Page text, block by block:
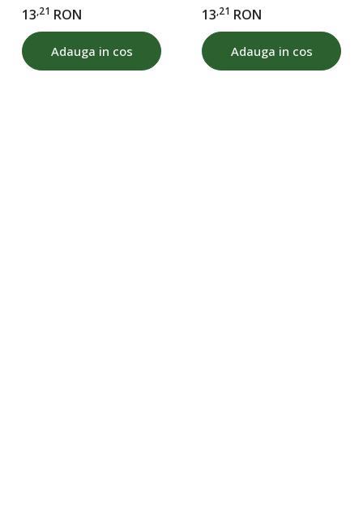
13,21 RON
Adauga in cos
13,21 RON
Adauga in cos